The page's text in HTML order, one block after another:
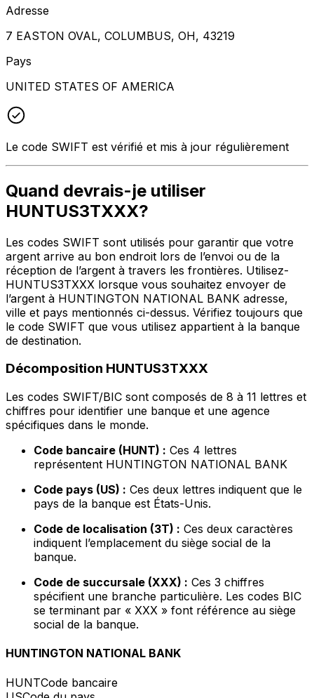
Adresse
7 EASTON OVAL, COLUMBUS, OH, 43219
Pays
UNITED STATES OF AMERICA
Le code SWIFT est vérifié et mis à jour régulièrement
Quand devrais-je utiliser
HUNTUS3TXXX?
Les codes SWIFT sont utilisés pour garantir que votre
argent arrive au bon endroit lors de l’envoi ou de la
réception de l’argent à travers les frontières. Utilisez-
HUNTUS3TXXX lorsque vous souhaitez envoyer de
l’argent à HUNTINGTON NATIONAL BANK adresse,
ville et pays mentionnés ci-dessus. Vérifiez toujours que
le code SWIFT que vous utilisez appartient à la banque
de destination.
Décomposition HUNTUS3TXXX
Les codes SWIFT/BIC sont composés de 8 à 11 lettres et
chiffres pour identifier une banque et une agence
spécifiques dans le monde.
Code bancaire (HUNT) : Ces 4 lettres
représentent HUNTINGTON NATIONAL BANK
Code pays (US) : Ces deux lettres indiquent que le
pays de la banque est États-Unis.
Code de localisation (3T) : Ces deux caractères
indiquent l’emplacement du siège social de la
banque.
Code de succursale (XXX) : Ces 3 chiffres
spécifient une branche particulière. Les codes BIC
se terminant par « XXX » font référence au siège
social de la banque.
HUNTINGTON NATIONAL BANK
HUNTCode bancaire